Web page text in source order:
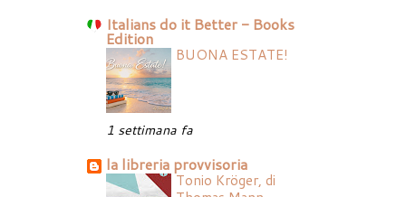
Italians do it Better - Books
Edition
BUONA ESTATE!
1 settimana fa
la libreria provvisoria
Tonio Kröger, di